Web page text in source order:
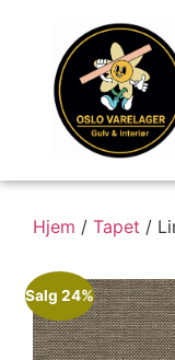
Hjem / Tapet /
Salg 24%